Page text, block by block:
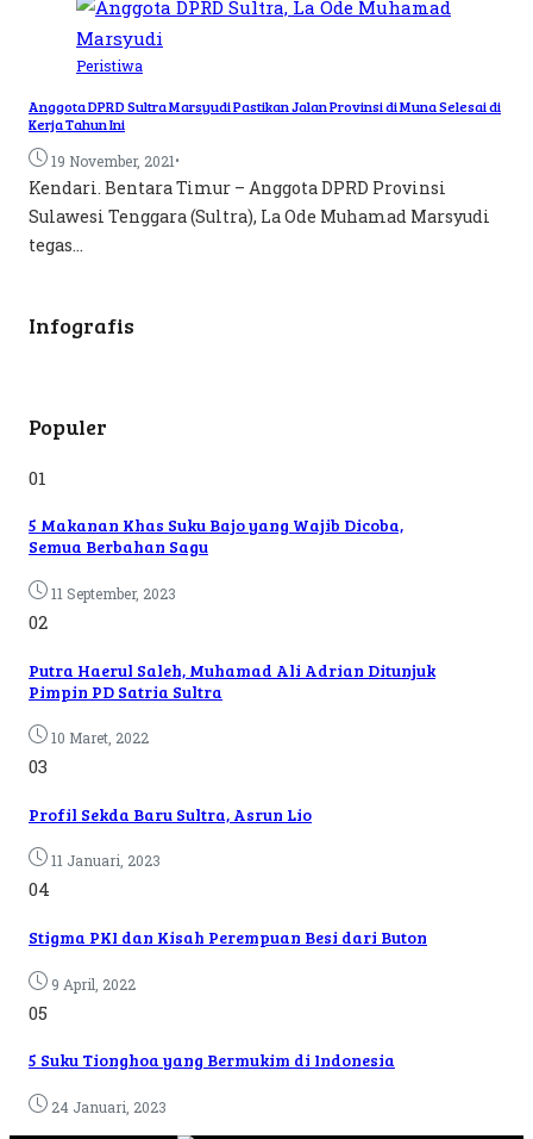
Peristiwa
Anggota DPRD Sultra Marsyudi Pastikan Jalan Provinsi di Muna Selesai di
Kerja Tahun Ini
19 November, 2021•
Kendari. Bentara Timur – Anggota DPRD Provinsi
Sulawesi Tenggara (Sultra), La Ode Muhamad Marsyudi
tegas...
Infografis
Populer
01
5 Makanan Khas Suku Bajo yang Wajib Dicoba,
Semua Berbahan Sagu
11 September, 2023
02
Putra Haerul Saleh, Muhamad Ali Adrian Ditunjuk
Pimpin PD Satria Sultra
10 Maret, 2022
03
Profil Sekda Baru Sultra, Asrun Lio
11 Januari, 2023
04
Stigma PKI dan Kisah Perempuan Besi dari Buton
9 April, 2022
05
5 Suku Tionghoa yang Bermukim di Indonesia
24 Januari, 2023